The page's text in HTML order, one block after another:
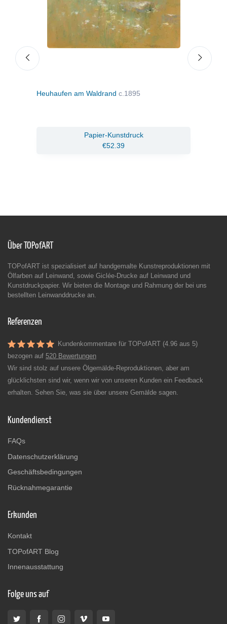
Heuhaufen am Waldrand c.1895
Papier-Kunstdruck
€52.39
Über TOPofART
TOPofART ist spezialisiert auf handgemalte Kunstreproduktionen mit
Ölfarben auf Leinwand, sowie Giclée-Drucke auf Leinwand und
Kunstdruckpapier. Wir bieten die Montage und Rahmung der bei uns
bestellten Leinwanddrucke an.
Referenzen
Kundenkommentare für TOPofART (4.96 aus 5)
bezogen auf 520 Bewertungen
Wir sind stolz auf unsere Ölgemälde-Reproduktionen, aber am
glücklichsten sind wir, wenn wir von unseren Kunden ein Feedback
erhalten. Sehen Sie, was sie über unsere Gemälde sagen.
Kundendienst
FAQs
Datenschutzerklärung
Geschäftsbedingungen
Rücknahmegarantie
Erkunden
Kontakt
TOPofART Blog
Innenausstattung
Folge uns auf